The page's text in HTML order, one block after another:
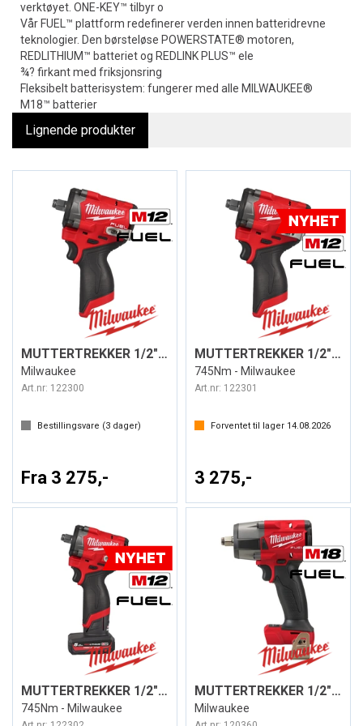
verktøyet. ONE-KEY™ tilbyr o
Vår FUEL™ plattform redefinerer verden innen batteridrevne
teknologier. Den børsteløse POWERSTATE® motoren,
REDLITHIUM™ batteriet og REDLINK PLUS™ ele
¾? firkant med friksjonsring
Fleksibelt batterisystem: fungerer med alle MILWAUKEE®
M18™ batterier
Lignende produkter
MUTTERTREKKER 1/2" DR. M12 FCIWF
Milwaukee
Art.nr: 122300
Bestillingsvare (3 dager)
Fra 3 275,-
MUTTERTREKKER 1/2" DR. M12 FCIWF12G3-0
745Nm - Milwaukee
Art.nr: 122301
Forventet til lager 14.08.2026
3 275,-
MUTTERTREKKER 1/2" DR. M12 FCIWF12G3-502
745Nm - Milwaukee
MUTTERTREKKER 1/2" DR. M18 FMTIW2F12
Milwaukee